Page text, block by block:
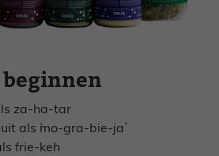
za-ha-tar
als ʻmo-gra-bie-jaʼ
frie-keh